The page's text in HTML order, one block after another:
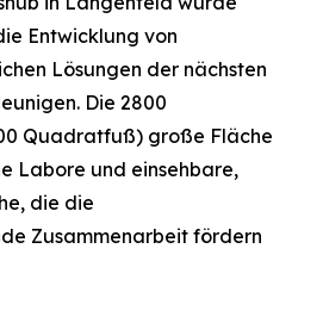
Entwicklung von
Lösungen der nächsten
Die 2800
Quadratfuß) große Fläche
Labore und einsehbare,
die die
Zusammenarbeit fördern